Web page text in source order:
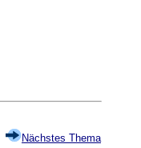
Nächstes Thema